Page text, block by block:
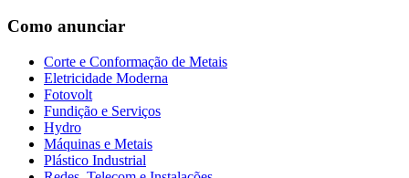
Como anunciar
Corte e Conformação de Metais
Eletricidade Moderna
Fotovolt
Fundição e Serviços
Hydro
Máquinas e Metais
Plástico Industrial